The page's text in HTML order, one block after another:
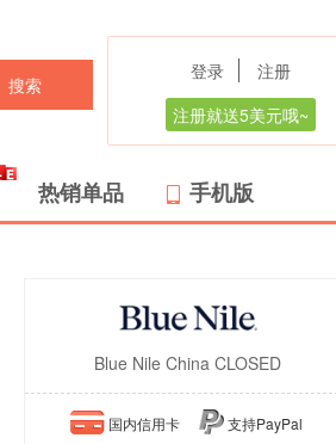
搜索
登录
注册
注册就送5美元哦~
热销单品 手机版
Blue Nile China CLOSED
国内信用卡
支持PayPal